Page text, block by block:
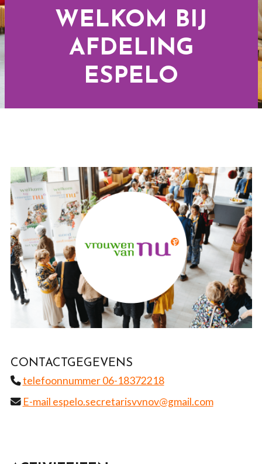
WELKOM BIJ
AFDELING
ESPELO
CONTACTGEGEVENS
telefoonnummer 06-18372218
E-mail espelo.secretarisvvnov@gmail.com